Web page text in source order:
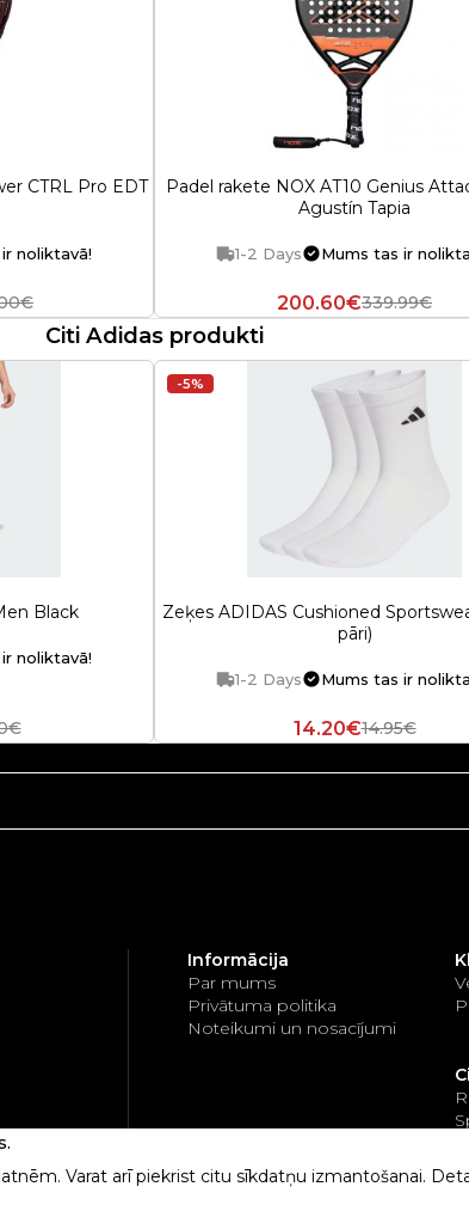
CTRL Pro EDT
noliktavā!
Padel rakete NOX AT10 Genius
Agustín Tapia
1-2 Days Mums tas ir
200.60€339.99€
Citi Adidas produkti
Black
noliktavā!
-5%
Zeķes ADIDAS Cushioned
pāri)
1-2 Days Mums tas ir
14.20€14.95€
Informācija
Par mums
Privātuma politika
Noteikumi un nosacījumi
Varat arī piekrist citu sīkdatņu izmantošanai.